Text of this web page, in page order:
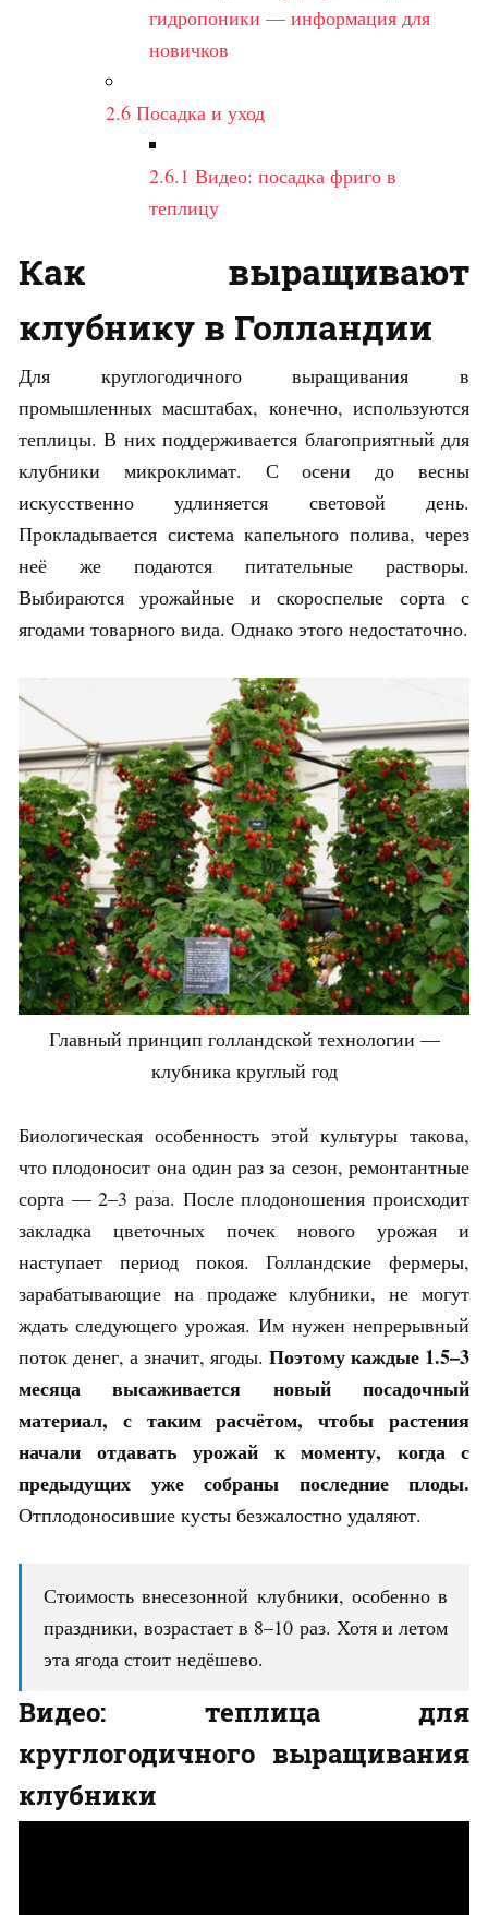
гидропоники — информация для
новичков
2.6 Посадка и уход
2.6.1 Видео: посадка фриго в
теплицу
Как выращивают
клубнику в Голландии
Для круглогодичного выращивания в
промышленных масштабах, конечно, используются
теплицы. В них поддерживается благоприятный для
клубники микроклимат. С осени до весны
искусственно удлиняется световой день.
Прокладывается система капельного полива, через
неё же подаются питательные растворы.
Выбираются урожайные и скороспелые сорта с
ягодами товарного вида. Однако этого недостаточно.
Главный принцип голландской технологии —
клубника круглый год
Биологическая особенность этой культуры такова,
что плодоносит она один раз за сезон, ремонтантные
сорта — 2–3 раза. После плодоношения происходит
закладка цветочных почек нового урожая и
наступает период покоя. Голландские фермеры,
зарабатывающие на продаже клубники, не могут
ждать следующего урожая. Им нужен непрерывный
поток денег, а значит, ягоды. Поэтому каждые 1.5–3
месяца высаживается новый посадочный
материал, с таким расчётом, чтобы растения
начали отдавать урожай к моменту, когда с
предыдущих уже собраны последние плоды.
Отплодоносившие кусты безжалостно удаляют.
Стоимость внесезонной клубники, особенно в
праздники, возрастает в 8–10 раз. Хотя и летом
эта ягода стоит недёшево.
Видео: теплица для
круглогодичного выращивания
клубники